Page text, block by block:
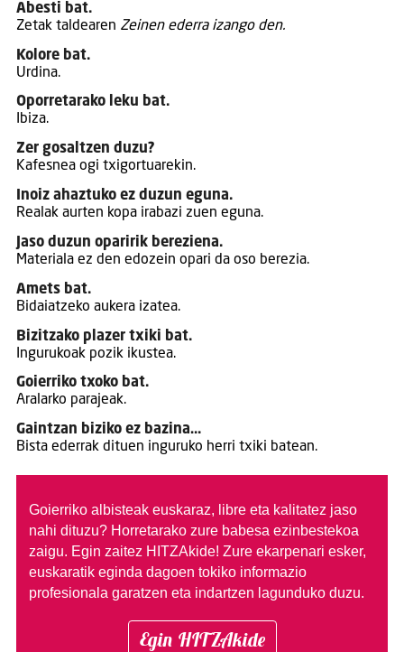
Abesti bat.
Zetak taldearen Zeinen ederra izango den.
Kolore bat.
Urdina.
Oporretarako leku bat.
Ibiza.
Zer gosaltzen duzu?
Kafesnea ogi txigortuarekin.
Inoiz ahaztuko ez duzun eguna.
Realak aurten kopa irabazi zuen eguna.
Jaso duzun oparirik bereziena.
Materiala ez den edozein opari da oso berezia.
Amets bat.
Bidaiatzeko aukera izatea.
Bizitzako plazer txiki bat.
Ingurukoak pozik ikustea.
Goierriko txoko bat.
Aralarko parajeak.
Gaintzan biziko ez bazina…
Bista ederrak dituen inguruko herri txiki batean.
Goierriko albisteak euskaraz, libre eta kalitatez jaso
nahi dituzu? Horretarako zure babesa ezinbestekoa
zaigu. Egin zaitez HITZAkide! Zure ekarpenari esker,
euskaratik eginda dagoen tokiko informazio
profesionala garatzen eta indartzen lagunduko duzu.
Egin HITZAkide